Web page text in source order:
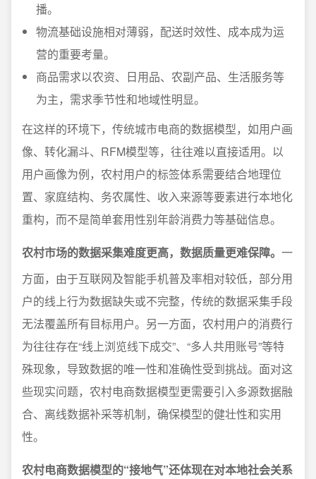
播。
物流基础设施相对薄弱，配送时效性、成本成为运
营的重要考量。
商品需求以农资、日用品、农副产品、生活服务等
为主，需求季节性和地域性明显。
在这样的环境下，传统城市电商的数据模型，如用户画
像、转化漏斗、RFM模型等，往往难以直接适用。以
用户画像为例，农村用户的标签体系需要结合地理位
置、家庭结构、务农属性、收入来源等要素进行本地化
重构，而不是简单套用性别年龄消费力等基础信息。
农村市场的数据采集难度更高，数据质量更难保障。 一
方面，由于互联网及智能手机普及率相对较低，部分用
户的线上行为数据缺失或不完整，传统的数据采集手段
无法覆盖所有目标用户。另一方面，农村用户的消费行
为往往存在“线上浏览线下成交”、“多人共用账号”等特
殊现象，导致数据的唯一性和准确性受到挑战。面对这
些现实问题，农村电商数据模型更需要引入多源数据融
合、离线数据补采等机制，确保模型的健壮性和实用
性。
农村电商数据模型的“接地气”还体现在对本地社会关系